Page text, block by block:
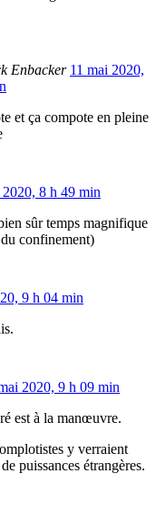
Enbacker 11 mai 2020,
et ça compote en pleine
2020, 8 h 49 min
sûr temps magnifique
confinement)
9 h 04 min
2020, 9 h 09 min
est à la manœuvre.
y verraient
puissances étrangères.